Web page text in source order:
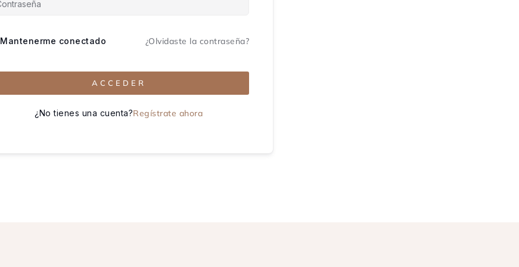
Mantenerme conectado ¿Olvidaste la contraseña?
ACCEDER
¿No tienes una cuenta?Regístrate ahora